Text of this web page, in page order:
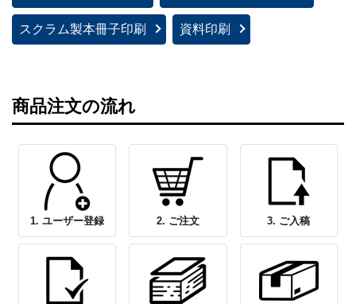
スクラム製本冊子印刷 資料印刷
商品注文の流れ
1. ユーザー登録 2. ご注文 3. ご入稿